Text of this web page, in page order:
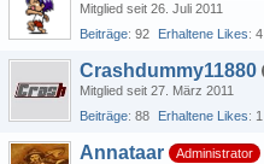
Mitglied seit 26. Juli 2011
Beiträge 92 Erhaltene Likes 4
Crashdummy11880
Mitglied seit 27. März 2011
Beiträge 88 Erhaltene Likes 1
Annataar
Administrator